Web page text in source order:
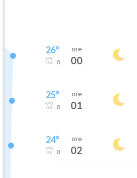
26°
0
ore
00
25°
0
ore
01
24°
0
ore
02